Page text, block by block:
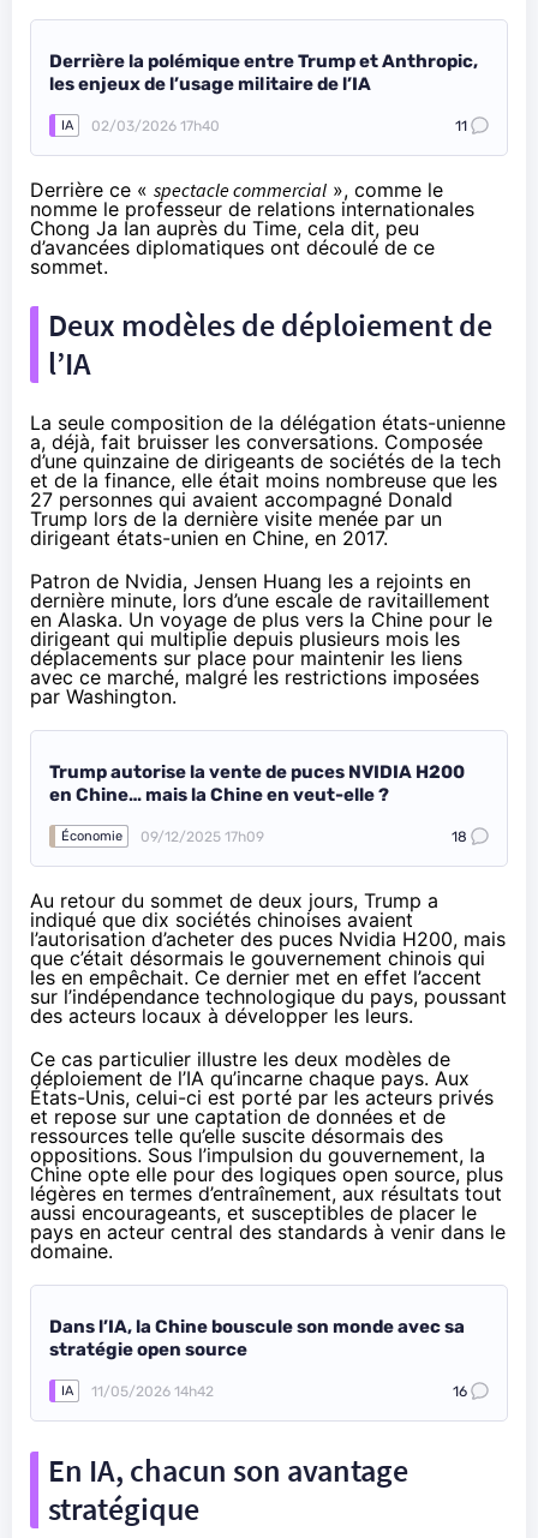
Derrière la polémique entre Trump et Anthropic,
les enjeux de l’usage militaire de l’IA
IA 02/03/2026 17h40 11
Derrière ce « spectacle commercial », comme le
nomme le professeur de relations internationales
Chong Ja Ian auprès du Time, cela dit, peu
d’avancées diplomatiques ont découlé de ce
sommet.
Deux modèles de déploiement de
l’IA
La seule composition de la délégation états-unienne
a, déjà, fait bruisser les conversations. Composée
d’une quinzaine de dirigeants de sociétés de la tech
et de la finance, elle était moins nombreuse que les
27 personnes qui avaient accompagné Donald
Trump lors de la dernière visite menée par un
dirigeant états-unien en Chine, en 2017.
Patron de Nvidia, Jensen Huang les a rejoints en
dernière minute, lors d’une escale de ravitaillement
en Alaska. Un voyage de plus vers la Chine pour le
dirigeant qui multiplie depuis plusieurs mois les
déplacements sur place pour maintenir les liens
avec ce marché, malgré les restrictions imposées
par Washington.
Trump autorise la vente de puces NVIDIA H200
en Chine… mais la Chine en veut-elle ?
Économie 09/12/2025 17h09 18
Au retour du sommet de deux jours, Trump a
indiqué que dix sociétés chinoises avaient
l’autorisation d’acheter des puces Nvidia H200, mais
que c’était désormais le gouvernement chinois qui
les en empêchait. Ce dernier met en effet l’accent
sur l’indépendance technologique du pays, poussant
des acteurs locaux à développer les leurs.
Ce cas particulier illustre les deux modèles de
déploiement de l’IA qu’incarne chaque pays. Aux
États-Unis, celui-ci est porté par les acteurs privés
et repose sur une captation de données et de
ressources telle qu’elle suscite désormais des
oppositions. Sous l’impulsion du gouvernement, la
Chine opte elle pour des logiques open source, plus
légères en termes d’entraînement, aux résultats tout
aussi encourageants, et susceptibles de placer le
pays en acteur central des standards à venir dans le
domaine.
Dans l’IA, la Chine bouscule son monde avec sa
stratégie open source
IA 11/05/2026 14h42 16
En IA, chacun son avantage
stratégique